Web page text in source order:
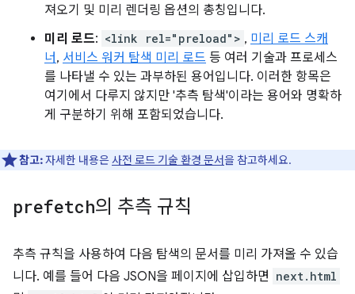
져오기 및 미리 렌더링 옵션의 총칭입니다.
미리 로드: <link rel="preload"> , 미리 로드 스캐
너 , 서비스 워커 탐색 미리 로드 등 여러 기술과 프로세스
를 나타낼 수 있는 과부하된 용어입니다. 이러한 항목은
여기에서 다루지 않지만 '추측 탐색'이라는 용어와 명확하
게 구분하기 위해 포함되었습니다.
참고:자세한 내용은 사전 로드 기술 환경 문서을 참고하세요.
prefetch의 추측 규칙
추측 규칙을 사용하여 다음 탐색의 문서를 미리 가져올 수 있습
니다. 예를 들어 다음 JSON을 페이지에 삽입하면 next.html